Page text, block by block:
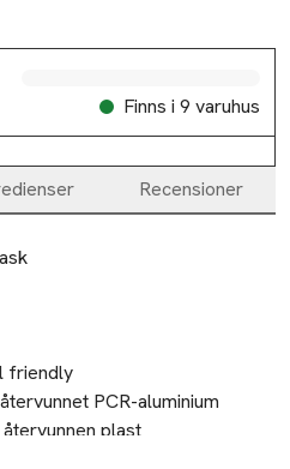
Finns i 9 varuhus
Recensioner
friendly
PCR-aluminium
plast